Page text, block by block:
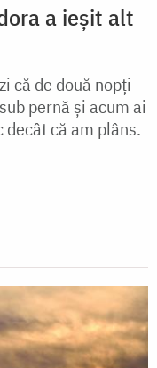
a ieșit alt
că de două nopți
pernă și acum ai
că am plâns.